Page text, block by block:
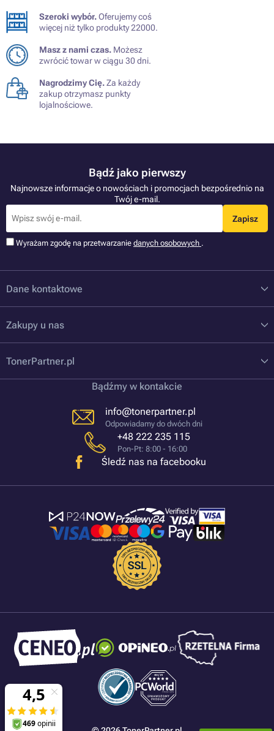
Szeroki wybór.Oferujemy coś
więcej niż tylko produkty 22000.
Masz z nami czas. Możesz
zwrócić towar w ciągu 30 dni.
Nagrodzimy Cię.Za każdy
zakup otrzymasz punkty
lojalnościowe.
Bądź jako pierwszy
Najnowsze informacje o nowościach i promocjach bezpośrednio na
Twój e-mail.
Zapisz
Wyrażam zgodę na przetwarzanie danych osobowych .
Dane kontaktowe
Zakupy u nas
TonerPartner.pl
Bądźmy w kontakcie
info@tonerpartner.pl
Odpowiadamy do dwóch dni
+48 222 235 115
Pon-Pt: 8:00 - 16:00
Śledź nas na facebooku